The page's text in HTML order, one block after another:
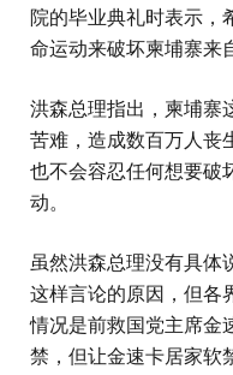
院的毕业典礼时表示，
命运动来破坏柬埔寨来
洪森总理指出，柬埔寨
苦难，造成数百万人丧
也不会容忍任何想要破
动。
虽然洪森总理没有具体
这样言论的原因，但各
情况是前救国党主席金
禁，但让金速卡居家软